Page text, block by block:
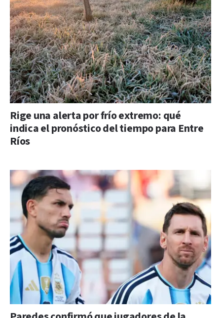
Rige una alerta por frío extremo: qué
indica el pronóstico del tiempo para Entre
Ríos